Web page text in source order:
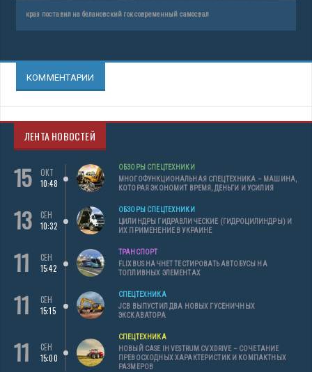
краз поставил на белановский гок современный самосвал
КОММЕНТАРИИ
ЛЕНТА НОВОСТЕЙ
15
ОКТ
10:48
ОБЗОРЫ СПЕЦТЕХНИКИ
МНОГОФУНКЦИОНАЛЬНАЯ СПЕЦТЕХНИКА – МАШИНА,
КОТОРАЯ ЭКОНОМИТ ВРЕМЯ, ДЕНЬГИ И УСИЛИЯ
13
СЕН
10:32
ОБЗОРЫ СПЕЦТЕХНИКИ
ЦИЛИНДРЫ ГИДРАВЛИЧЕСКИЕ (ГИДРОЦИЛИНДРЫ) И
ИХ ПРИМЕНЕНИЕ В УКРАИНЕ
11
СЕН
15:42
ТРАНСПОРТ
FLIXBUS НАЧНЕТ ТЕСТИРОВАТЬ АВТОБУСЫ НА
ТОПЛИВНЫХ ЭЛЕМЕНТАХ
11
СЕН
15:15
СПЕЦТЕХНИКА
JCB ВЫПУСТИЛ ДВА НОВЫХ ГУСЕНИЧНЫХ
ЭКСКАВАТОРА
11
СЕН
15:00
СПЕЦТЕХНИКА
НОВЫЙ CASE IH VESTRUM CVXDRIVE – СОЧЕТАНИЕ
ПРЕВОСХОДНЫХ ХАРАКТЕРИСТИК И КОМПАКТНЫХ
РАЗМЕРОВ